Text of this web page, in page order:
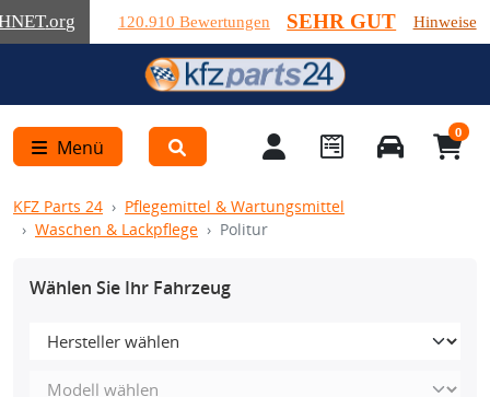
.org 120.910 Bewertungen SEHR GUT Hinweise
Menü
0
KFZ Parts 24
Pflegemittel & Wartungsmittel
Waschen & Lackpflege
Politur
Wählen Sie Ihr Fahrzeug